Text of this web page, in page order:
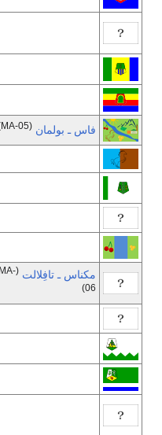
فاس ـ بولمان (MA-05)
مكناس ـ تافِلالت
(MA-
06)